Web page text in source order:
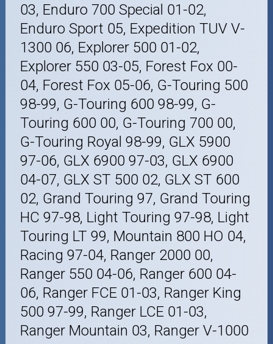
03, Enduro 700 Special 01-02,
Enduro Sport 05, Expedition TUV V-
1300 06, Explorer 500 01-02,
Explorer 550 03-05, Forest Fox 00-
04, Forest Fox 05-06, G-Touring 500
98-99, G-Touring 600 98-99, G-
Touring 600 00, G-Touring 700 00,
G-Touring Royal 98-99, GLX 5900
97-06, GLX 6900 97-03, GLX 6900
04-07, GLX ST 500 02, GLX ST 600
02, Grand Touring 97, Grand Touring
HC 97-98, Light Touring 97-98, Light
Touring LT 99, Mountain 800 HO 04,
Racing 97-04, Ranger 2000 00,
Ranger 550 04-06, Ranger 600 04-
06, Ranger FCE 01-03, Ranger King
500 97-99, Ranger LCE 01-03,
Ranger Mountain 03, Ranger V-1000